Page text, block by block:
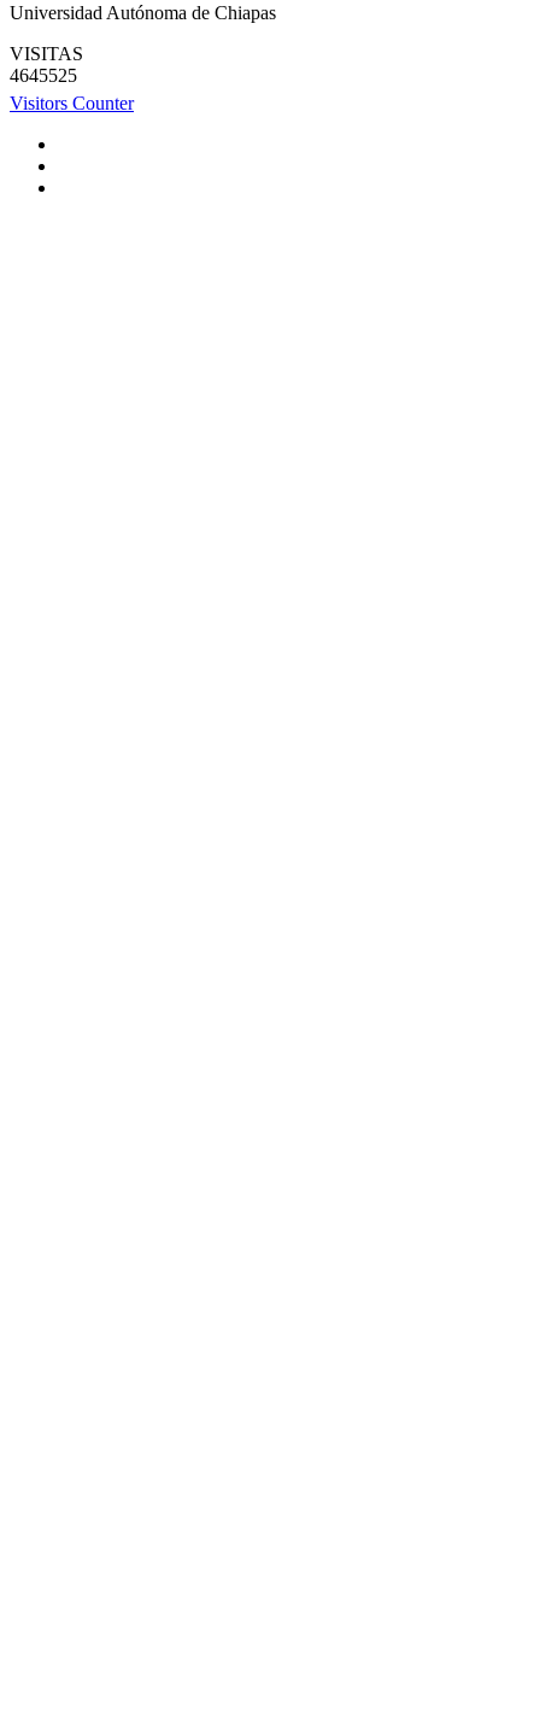
Universidad Autónoma de Chiapas
VISITAS
4645525
Visitors Counter